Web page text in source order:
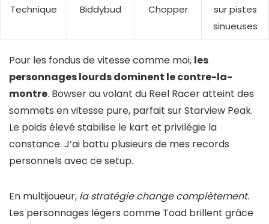
Technique
Biddybud
Chopper
sur pistes
sinueuses
Pour les fondus de vitesse comme moi, les
personnages lourds dominent le contre-la-
montre. Bowser au volant du Reel Racer atteint des
sommets en vitesse pure, parfait sur Starview Peak.
Le poids élevé stabilise le kart et privilégie la
constance. J’ai battu plusieurs de mes records
personnels avec ce setup.
En multijoueur, la stratégie change complètement.
Les personnages légers comme Toad brillent grâce